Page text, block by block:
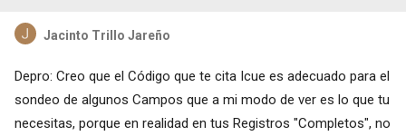
Jacinto Trillo Jareño
Depro: Creo que el Código que te cita Icue es adecuado para el
sondeo de algunos Campos que a mi modo de ver es lo que tu
necesitas, porque en realidad en tus Registros "Completos", no